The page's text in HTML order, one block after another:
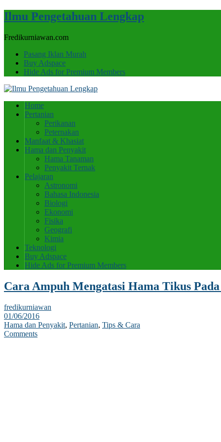
Ilmu Pengetahuan Lengkap
Fredikurniawan.com
Pasang Iklan Murah
Buy Adspace
Hide Ads for Premium Members
Home
Pertanian
Perikanan
Peternakan
Manfaat & Khasiat
Hama dan Penyakit
Hama Tanaman
Penyakit Ternak
Pelajaran
Astronomi
Bahasa Indonesia
Biologi
Ekonomi
Fisika
Geografi
Kimia
Teknologi
Buy Adspace
Hide Ads for Premium Members
Cara Ampuh Mengatasi Hama Tikus
fredikurniawan
01/06/2016
Hama dan Penyakit, Pertanian, Tips & Cara
Comments